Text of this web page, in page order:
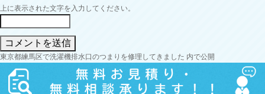
上に表示された文字を入力してください。
投
東京都練馬区で洗濯機排水口のつまりを修理してきました 内で公開